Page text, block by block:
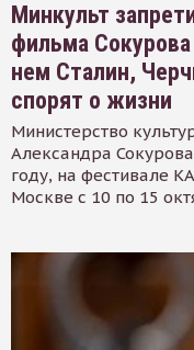
Минкульт
фильма
нем Сталин,
спорят о жизни
Министерство
Александра
году, на фестивале
Москве с 10 по 15